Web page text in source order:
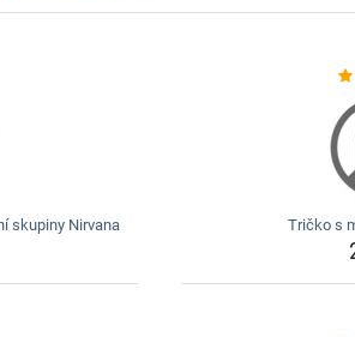
skupiny Nirvana Tričko s